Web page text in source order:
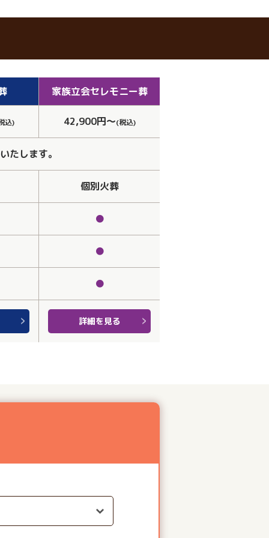
家族立会セレモニー葬
込) 42,900円～(税込)
たします。
個別火葬
●
●
●
詳細を見る